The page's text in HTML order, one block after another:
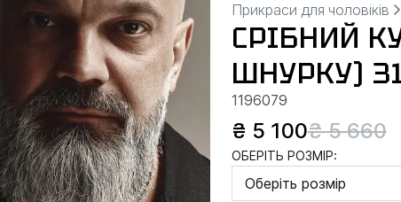
Прикраси для чоловіків
СРІБНИЙ
ШНУРКУ)
1196079
₴ 5 100₴ 5 660
ОБЕРІТЬ РОЗМІР:
Оберіть розмір